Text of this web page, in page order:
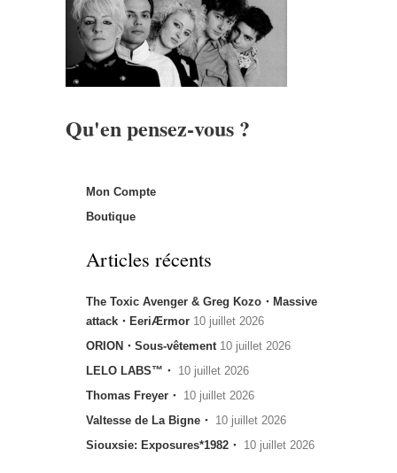
Qu'en pensez-vous ?
Mon Compte
Boutique
Articles récents
The Toxic Avenger & Greg Kozo・Massive
attack・EeriÆrmor 10 juillet 2026
ORION・Sous-vêtement 10 juillet 2026
LELO LABS™・ 10 juillet 2026
Thomas Freyer・ 10 juillet 2026
Valtesse de La Bigne・ 10 juillet 2026
Siouxsie: Exposures*1982・ 10 juillet 2026